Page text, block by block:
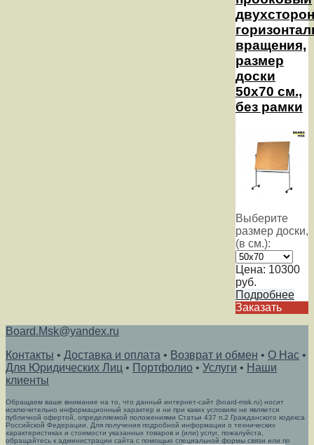
вращения,
размер
доски
50х70 см.,
без рамки
Выберите
размер доски,
(в см.):
Цена: 10300
руб.
Подробнее
Заказать
Board.Msk@yandex.ru
Контакты • Доставка и оплата • Возврат и обмен • О Нас •
Для Юридических Лиц • Портфолио • Услуги • Наши
клиенты
Обращаем ваше внимание на то, что данный интернет-сайт (board-msk.ru) носит
исключительно информационный характер и ни при каких условиях не является
публичной офертой, определяемой положениями Статьи 437 п.2 Гражданского кодекса
Российской Федерации. Для получения подробной информации о технических
характеристиках и стоимости указанных товаров и (или) услуг, пожалуйста,
обращайтесь к администрации сайта с помощью специальной формы связи или по